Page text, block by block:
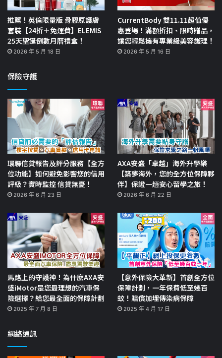
推薦！英倫限量版 骨膠原護膚
套裝【24折＋免運費】ELEMIS
25天聖誕倒數月曆禮盒！
2026 年 5 月 18 日
CurrentBody 雙11.11超值優
惠登場！滿額折扣、限時贈品，
讓您輕鬆擁有專業級美容護理！
2026 年 5 月 16 日
保險守護
環聯信貸報告及評分服務【全方
位功能】如何避免影響您的信用
評級？實時監控 信貸無憂！
2026 年 6 月 23 日
AXA安盛「卓越」海外升學樂
【築夢海外，您的全方位保障夥
伴】保證一趟安心留學之旅！
2026 年 6 月 22 日
馬路上的守護神！為什麼AXA安
盛iMotor是您最理想的汽車保
險選擇？給您最全面的保障計劃
2025 年 7 月 8 日
【意外保險大革新】首創全方位
保障計劃，一年保費低至幾百
蚊！賠償加埋傳染病保障
2025 年 4 月 17 日
網絡通訊